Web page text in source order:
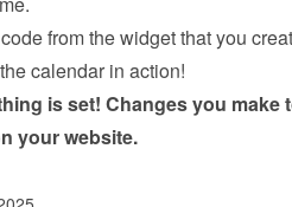
from the widget that you
calendar in action!
is set! Changes you make
your website.